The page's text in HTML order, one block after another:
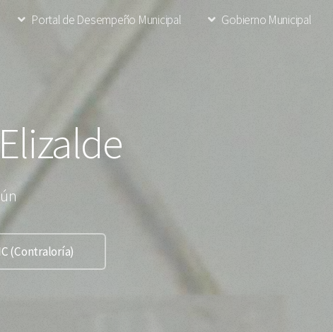
Portal de Desempeño Municipal Gobierno Municipal
(Contraloría)